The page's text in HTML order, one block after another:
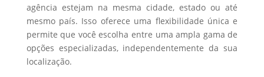
agência estejam na mesma cidade, estado ou até
mesmo país. Isso oferece uma flexibilidade única e
permite que você escolha entre uma ampla gama de
opções especializadas, independentemente da sua
localização.